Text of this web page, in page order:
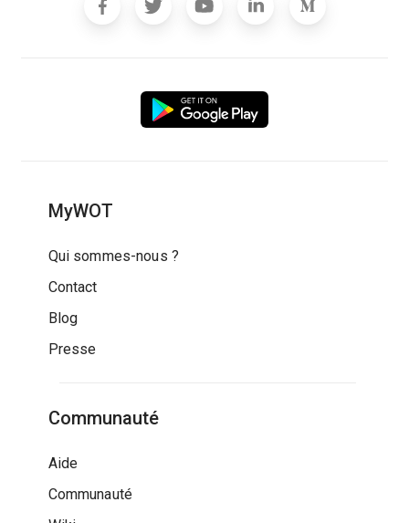
MyWOT
Qui sommes-nous ?
Contact
Blog
Presse
Communauté
Aide
Communauté